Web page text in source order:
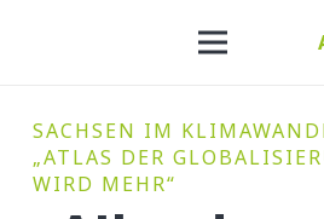
SACHSEN IM
„ATLAS DER
WIRD MEHR“